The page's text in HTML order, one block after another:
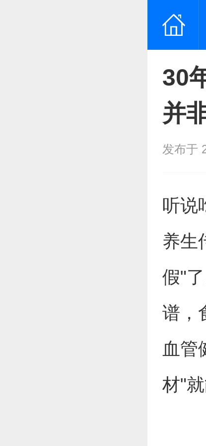
30
并
发布于
听说
养生
假"
谱，
血管
材"就